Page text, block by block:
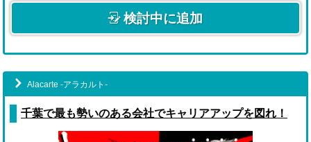
検討中に追加
Alacarte -アラカルト-
千葉で最も勢いのある会社でキャリアアップを図れ！